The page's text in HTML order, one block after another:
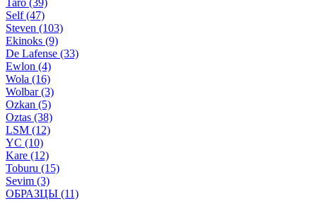
Taro (39)
Self (47)
Steven (103)
Ekinoks (9)
De Lafense (33)
Ewlon (4)
Wola (16)
Wolbar (3)
Ozkan (5)
Oztas (38)
LSM (12)
YC (10)
Kare (12)
Toburu (15)
Sevim (3)
ОБРАЗЦЫ (11)